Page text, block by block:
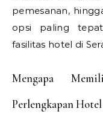
pemesanan,
opsi paling
fasilitas hotel di
Mengapa
Perlengkapan